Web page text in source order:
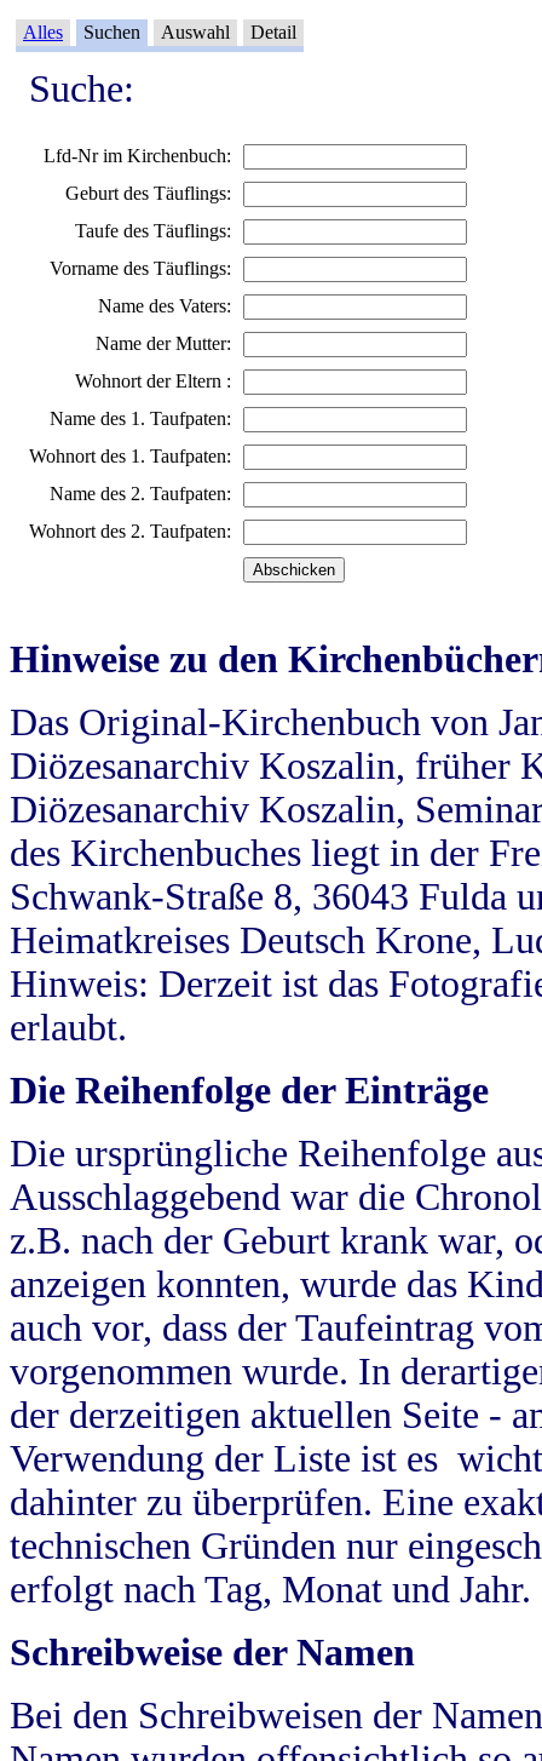
Alles Suchen Auswahl Detail
Suche:
Lfd-Nr im Kirchenbuch:
Geburt des Täuflings:
Taufe des Täuflings:
Vorname des Täuflings:
Name des Vaters:
Name der Mutter:
Wohnort der Eltern :
Name des 1. Taufpaten:
Wohnort des 1. Taufpaten:
Name des 2. Taufpaten:
Wohnort des 2. Taufpaten:
Hinweise zu den
Das Original-Kirchenbuch von
Diözesanarchiv Koszalin, früher
Diözesanarchiv Koszalin,
des Kirchenbuches liegt in der
Schwank-Straße 8, 36043 Fulda
Heimatkreises Deutsch Krone,
Hinweis: Derzeit ist das
erlaubt.
Die Reihenfolge der Einträge
Die ursprüngliche Reihenfolge
Ausschlaggebend war die
z.B. nach der Geburt krank war,
anzeigen konnten, wurde das
auch vor, dass der Taufeintrag
vorgenommen wurde. In
der derzeitigen aktuellen Seite -
Verwendung der Liste ist es
dahinter zu überprüfen. Eine
technischen Gründen nur
erfolgt nach Tag, Monat und Jahr.
Schreibweise der Namen
Bei den Schreibweisen der